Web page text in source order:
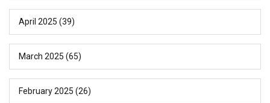
April 2025 (39)
March 2025 (65)
February 2025 (26)